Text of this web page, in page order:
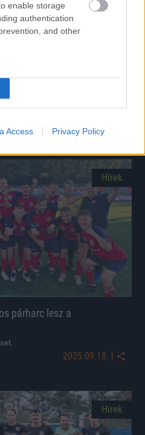
enable storage
authentication
and other
Access Privacy Policy
a magyar válogatott
Hírek
párharc lesz a
2025.09.18. |
Hírek